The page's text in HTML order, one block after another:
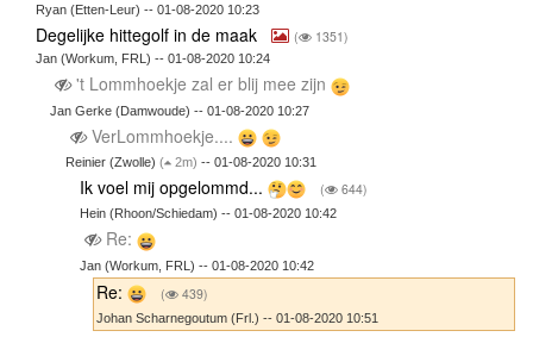
Ryan (Etten-Leur) -- 01-08-2020 10:23
Degelijke hittegolf in de maak ( 1351)
Jan (Workum, FRL) -- 01-08-2020 10:24
't Lommhoekje zal er blij mee zijn
Jan Gerke (Damwoude) -- 01-08-2020 10:27
VerLommhoekje....
Reinier (Zwolle) ( 2m) -- 01-08-2020 10:31
Ik voel mij opgelommd... ( 644)
Hein (Rhoon/Schiedam) -- 01-08-2020 10:42
Re:
Jan (Workum, FRL) -- 01-08-2020 10:42
Re: ( 439)
Johan Scharnegoutum (Frl.) -- 01-08-2020 10:51